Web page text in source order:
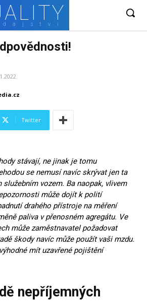
Twitter
stávají, ne jinak je tomu
se nemusí navíc skrývat jen ta
služebním vozem. Ba naopak, vlivem
může dojít k polití
drahého přístroje na měření
paliva v přenosném agregátu. Ve
může zaměstnavatel požadovat
škody navíc může použít vaši mzdu.
mít uzavřené pojištění
nepříjemných